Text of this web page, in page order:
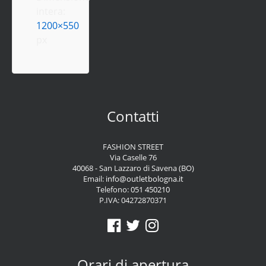
1200×550
Contatti
FASHION STREET
Via Caselle 76
40068 - San Lazzaro di Savena (BO)
Email: info@outletbologna.it
Telefono:051 450210
P.IVA: 04272870371